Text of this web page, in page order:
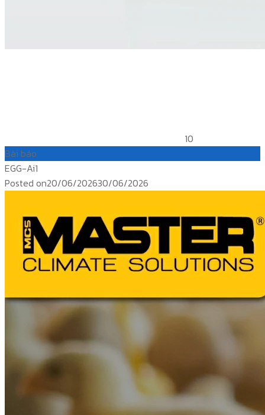
10
Bài báo
EGG-Ai1
Posted on20/06/202630/06/2026